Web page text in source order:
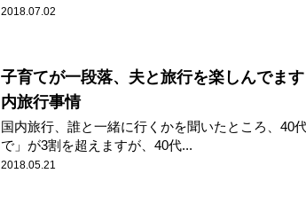
2018.07.02
子育てが一段落、夫と旅行を楽しんでま
内旅行事情
国内旅行、誰と一緒に行くかを聞いたところ、40
で」が3割を超えますが、40代...
2018.05.21